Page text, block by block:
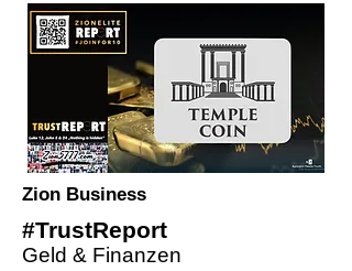
Zion Business
#TrustReport
Geld & Finanzen